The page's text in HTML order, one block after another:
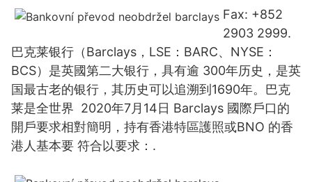
Fax: +852
2903 2999.
巴克莱银行（Barclays，LSE：BARC、NYSE：
BCS）是英國第二大银行，具有逾 300年历史，是英
国最古老的银行，其历史可以追溯到1690年。巴克
莱是全世界 2020年7月14日 Barclays 國際戶口的
開戶要求相對簡明，持有香港特區護照或BNO 的香
港人基本要 符合以要求：.